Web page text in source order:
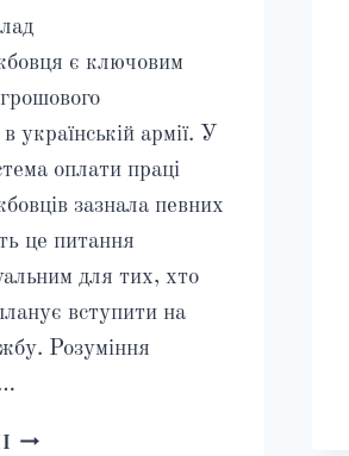
є ключовим
українській армії. У
оплати праці
зазнала певних
це питання
для тих, хто
вступити на
Розуміння
ПОСАДОВИЙ